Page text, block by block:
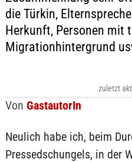
die Türkin,
Herkunft, Personen mit
Migrationhintergrund
Von GastautorIn
zuletzt
Neulich habe ich, beim
Pressedschungels, in der